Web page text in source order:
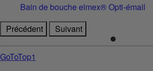
Bain de bouche elmex® Opti-émail
Précédent
Suivant
GoToTop1